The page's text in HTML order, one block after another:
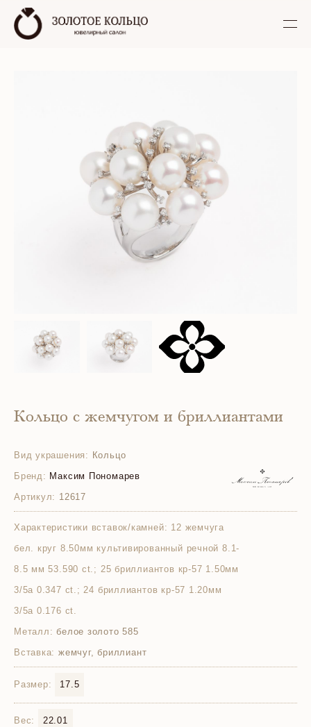
Кольцо с жемчугом и бриллиантами
Вид украшения: Кольцо
Бренд: Максим Пономарев
Артикул: 12617
Характеристики вставок/камней: 12 жемчуга
бел. круг 8.50мм культивированный речной 8.1-
8.5 мм 53.590 ct.; 25 бриллиантов кр-57 1.50мм
3/5а 0.347 ct.; 24 бриллиантов кр-57 1.20мм
3/5а 0.176 ct.
Металл: белое золото 585
Вставка: жемчуг, бриллиант
Размер: 17.5
Вес: 22.01